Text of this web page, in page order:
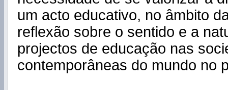
um acto educativo, no âmbito
reflexão sobre o sentido e a
projectos de educação nas
contemporâneas do mundo no